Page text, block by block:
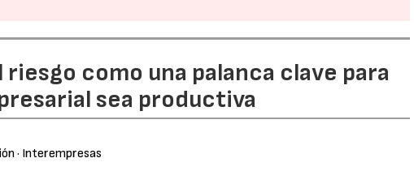
como una palanca clave para
sea productiva
· Interempresas